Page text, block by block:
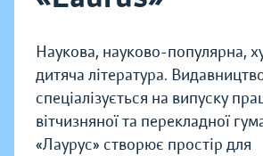
Наукова, науково-популярна,
дитяча література.
спеціалізується на випуску
вітчизняної та перекладної
«Лаурус» створює простір для